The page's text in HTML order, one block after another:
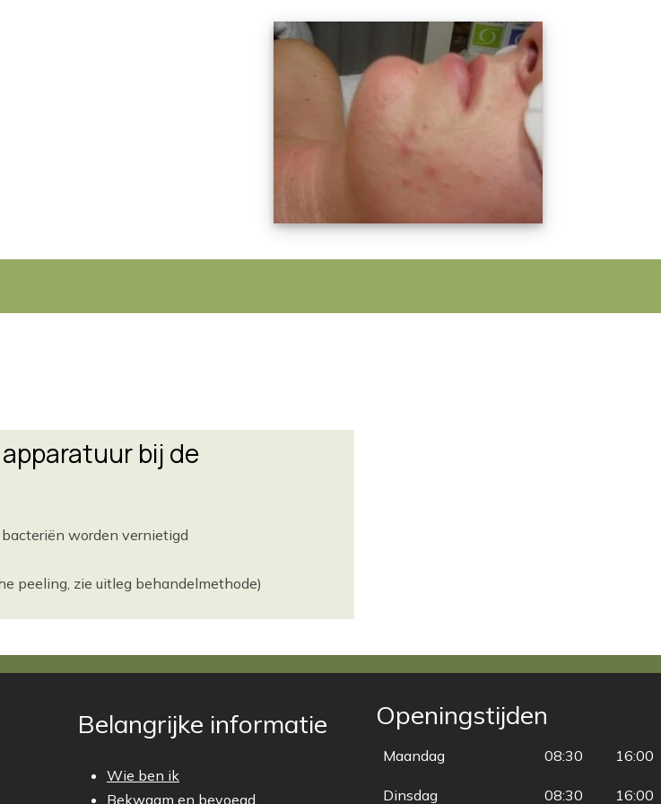
bij de
worden vernietigd
peeling, zie uitleg behandelmethode)
Belangrijke informatie
Wie ben ik
Bekwaam en bevoegd
Openingstijden
Maandag 08:30 16:00
Dinsdag 08:30 16:00